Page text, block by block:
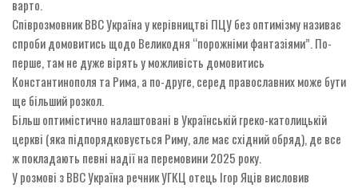
варто.
Співрозмовник ВВС Україна у керівництві ПЦУ без оптимізму називає
спроби домовитись щодо Великодня “порожніми фантазіями”. По-
перше, там не дуже вірять у можливість домовитись
Константинополя та Рима, а по-друге, серед православних може бути
ще більший розкол.
Більш оптимістично налаштовані в Українській греко-католицькій
церкві (яка підпорядковується Риму, але має східний обряд), де все
ж покладають певні надії на перемовини 2025 року.
У розмові з ВВС Україна речник УГКЦ отець Ігор Яців висловив